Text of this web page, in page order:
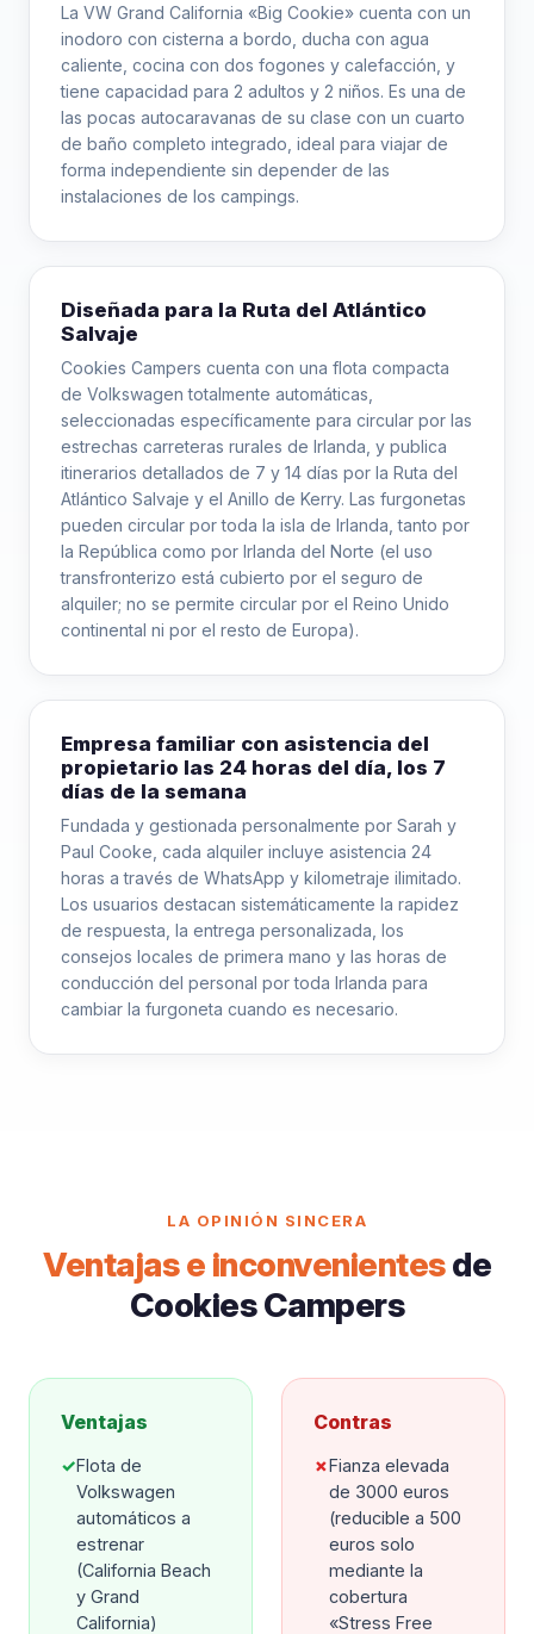
La VW Grand California «Big Cookie» cuenta con un
inodoro con cisterna a bordo, ducha con agua
caliente, cocina con dos fogones y calefacción, y
tiene capacidad para 2 adultos y 2 niños. Es una de
las pocas autocaravanas de su clase con un cuarto
de baño completo integrado, ideal para viajar de
forma independiente sin depender de las
instalaciones de los campings.
Diseñada para la Ruta del Atlántico
Salvaje
Cookies Campers cuenta con una flota compacta
de Volkswagen totalmente automáticas,
seleccionadas específicamente para circular por las
estrechas carreteras rurales de Irlanda, y publica
itinerarios detallados de 7 y 14 días por la Ruta del
Atlántico Salvaje y el Anillo de Kerry. Las furgonetas
pueden circular por toda la isla de Irlanda, tanto por
la República como por Irlanda del Norte (el uso
transfronterizo está cubierto por el seguro de
alquiler; no se permite circular por el Reino Unido
continental ni por el resto de Europa).
Empresa familiar con asistencia del
propietario las 24 horas del día, los 7
días de la semana
Fundada y gestionada personalmente por Sarah y
Paul Cooke, cada alquiler incluye asistencia 24
horas a través de WhatsApp y kilometraje ilimitado.
Los usuarios destacan sistemáticamente la rapidez
de respuesta, la entrega personalizada, los
consejos locales de primera mano y las horas de
conducción del personal por toda Irlanda para
cambiar la furgoneta cuando es necesario.
LA OPINIÓN SINCERA
Ventajas e inconvenientesde
Cookies Campers
Ventajas
✓Flota de
Volkswagen
automáticos a
estrenar
(California Beach
y Grand
California)
Contras
✗Fianza elevada
de 3000 euros
(reducible a 500
euros solo
mediante la
cobertura
«Stress Free